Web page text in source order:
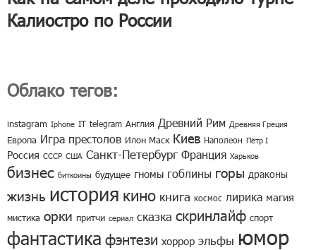
Калиостро по России
Облако тегов:
instagram Iphone IT telegram Англия Древний Рим Древняя Греция
Европа Игра престолов Илон Маск Киев Наполеон Пётр I
Россия СССР США Санкт-Петербург Франция Харьков
бизнес биткоины будущее гномы гоблины горы драконы
жизнь история кино книга космос лирика магия
мистика орки притчи сериал сказка скринлайф спорт
фантастика фэнтези хоррор эльфы юмор